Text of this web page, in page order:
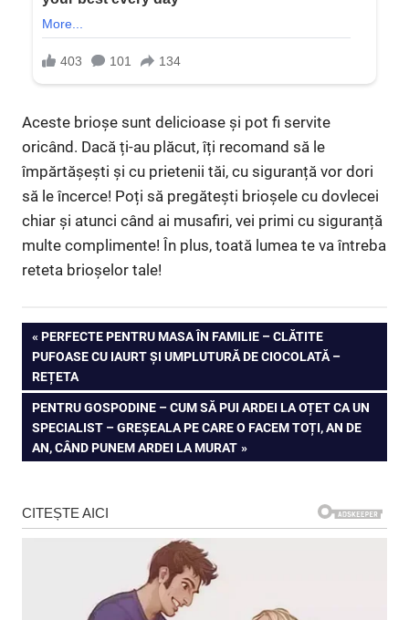
Aceste brioșe sunt delicioase și pot fi servite
oricând. Dacă ți-au plăcut, îți recomand să le
împărtășești și cu prietenii tăi, cu siguranță vor dori
să le încerce! Poți să pregătești brioșele cu dovlecei
chiar și atunci când ai musafiri, vei primi cu siguranță
multe complimente! În plus, toată lumea te va întreba
reteta brioșelor tale!
Navigare
în
articole
PREVIOUS
POST:
PERFECTE PENTRU MASA ÎN FAMILIE – CLĂTITE
PUFOASE CU IAURT ȘI UMPLUTURĂ DE CIOCOLATĂ –
REȚETA
NEXT
POST:
PENTRU GOSPODINE – CUM SĂ PUI ARDEI LA OȚET CA UN
SPECIALIST – GREȘEALA PE CARE O FACEM TOȚI, AN DE
AN, CÂND PUNEM ARDEI LA MURAT